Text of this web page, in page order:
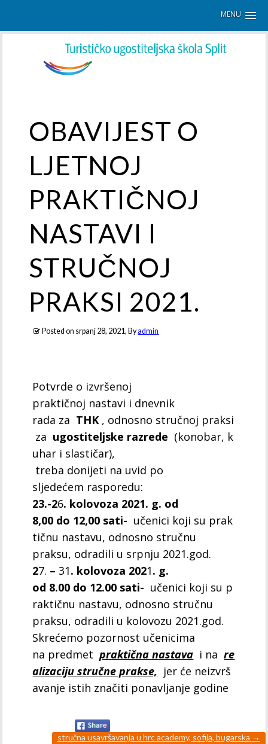
MENU
OBAVIJEST O
LJETNOJ
PRAKTIČNOJ
NASTAVI I
STRUČNOJ
PRAKSI 2021.
Posted on srpanj 28, 2021, Byadmin
Potvrde o izvršenoj
praktičnoj nastavi i dnevnik
rada za THK, odnosno stručnoj praksi
za ugostiteljske razrede (konobar, k
uhar i slastičar),
treba donijeti na uvid po
sljedećem rasporedu:
23.-26. kolovoza 2021. g. od
8,00 do 12,00 sati- učenici koji su prak
tičnu nastavu, odnosno stručnu
praksu, odradili u srpnju 2021.god.
27. – 31. kolovoza 2021. g.
od 8.00 do 12.00 sati- učenici koji su p
raktičnu nastavu, odnosno stručnu
praksu, odradili u kolovozu 2021.god.
Skrećemo pozornost učenicima
na predmetpraktična nastava i nare
alizaciju stručne prakse, jer će neizvrš
avanje istih značiti ponavljanje godine
stručna usavršavanja u hrc academy, sofija, bugarska →